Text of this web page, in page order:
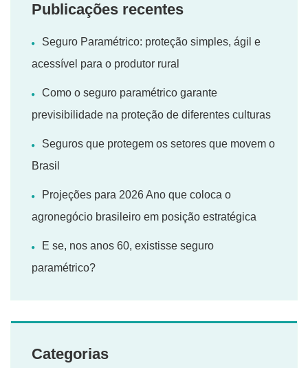
Publicações recentes
Seguro Paramétrico: proteção simples, ágil e
acessível para o produtor rural
Como o seguro paramétrico garante
previsibilidade na proteção de diferentes culturas
Seguros que protegem os setores que movem o
Brasil
Projeções para 2026 Ano que coloca o
agronegócio brasileiro em posição estratégica
E se, nos anos 60, existisse seguro
paramétrico?
Categorias